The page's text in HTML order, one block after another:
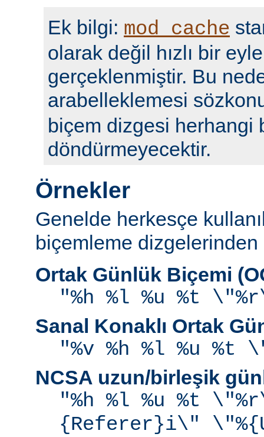
Ek bilgi: mod_cache
olarak değil hızlı bir
gerçeklenmiştir. Bu
arabelleklemesi
biçem dizgesi herhangi
döndürmeyecektir.
Örnekler
Genelde herkesçe
biçemleme dizgelerinden
Ortak Günlük Biçemi
"%h %l %u %t
Sanal Konaklı Ortak
"%v %h %l %u %t
NCSA uzun/birleşik
"%h %l %u %t
{Referer}i\"